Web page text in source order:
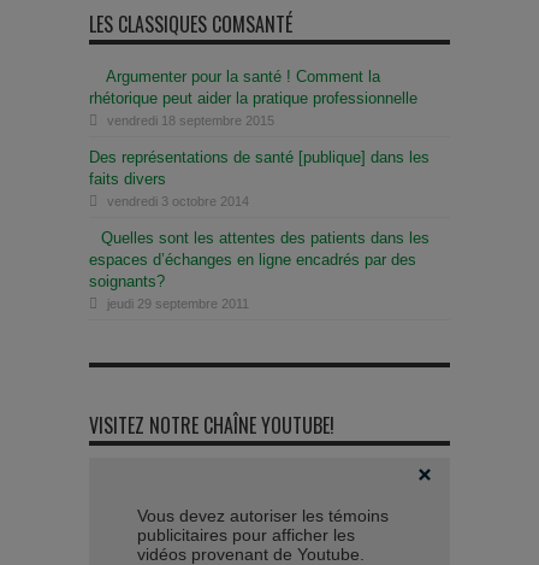
LES CLASSIQUES COMSANTÉ
Argumenter pour la santé ! Comment la
rhétorique peut aider la pratique professionnelle
vendredi 18 septembre 2015
Des représentations de santé [publique] dans les
faits divers
vendredi 3 octobre 2014
Quelles sont les attentes des patients dans les
espaces d’échanges en ligne encadrés par des
soignants?
jeudi 29 septembre 2011
VISITEZ NOTRE CHAÎNE YOUTUBE!
Vous devez autoriser les témoins
publicitaires pour afficher les
vidéos provenant de Youtube.